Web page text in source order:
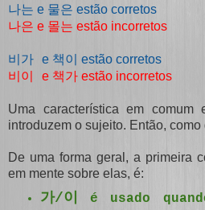
나는 e 물은 estão corretos
나은 e 몰는 estão incorretos
비가 e 책이 estão corretos
비이 e 책가 estão incorretos
Uma característica em
introduzem o sujeito. Então,
De uma forma geral, a primeira
em mente sobre elas, é:
가/이
é usado